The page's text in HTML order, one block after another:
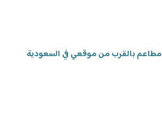
مطاعم بالقرب من موقعي في السعودية